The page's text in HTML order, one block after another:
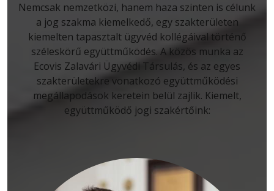
Nemcsak nemzetközi, hanem haza szinten is célunk
a jog szakma kiemelkedő, egy szakterületen
kiemelten tapasztalt ügyvéd kollégáival történő
széleskörű együttműködés. A közös munka az
Ecovis Zalavári Ügyvédi Társulás, és az egyes
szakterületekre vonatkozó együttműködési
megállapodások keretein belül zajlik. Kiemelt,
együttműködő jogi szakértőink: